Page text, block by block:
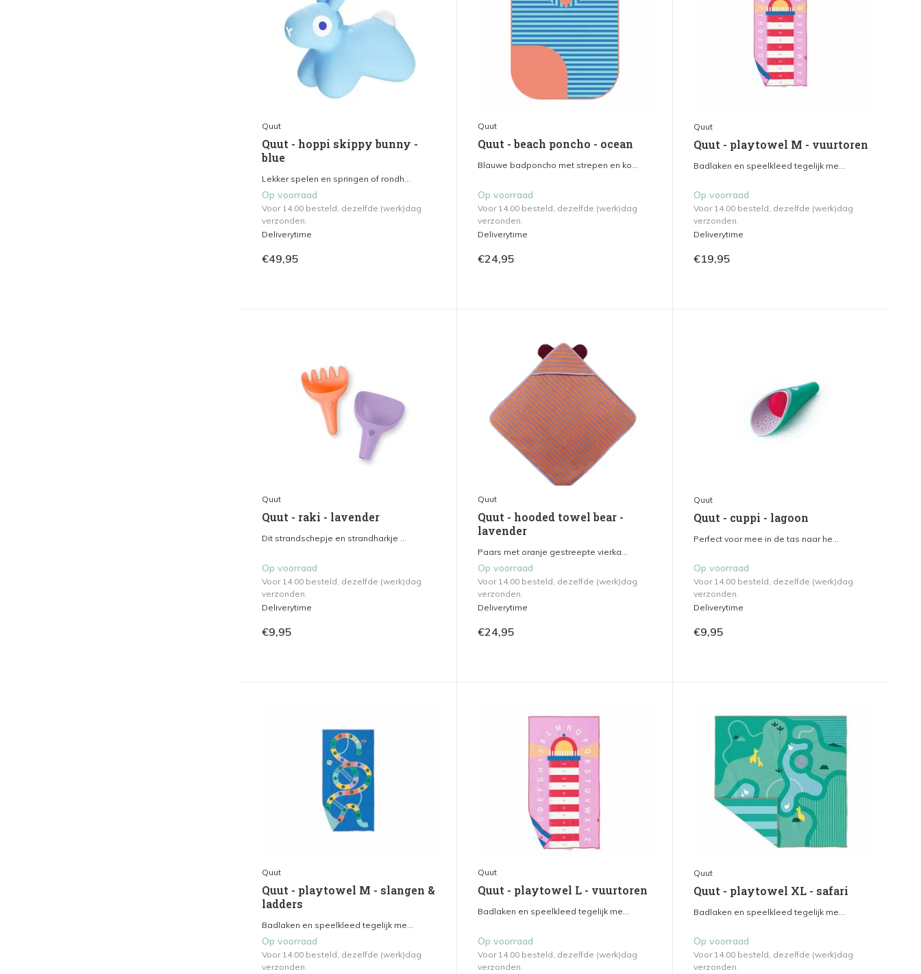
Quut
Quut - hoppi skippy bunny -
blue
Lekker spelen en springen of rondh...
Op voorraad
Voor 14.00 besteld, dezelfde (werk)dag
verzonden.
Deliverytime
€49,95
Quut
Quut - beach poncho - ocean
Blauwe badponcho met strepen en ko...
Op voorraad
Voor 14.00 besteld, dezelfde (werk)dag
verzonden.
Deliverytime
€24,95
Quut
Quut - playtowel M - vuurtoren
Badlaken en speelkleed tegelijk me...
Op voorraad
Voor 14.00 besteld, dezelfde (werk)dag
verzonden.
Deliverytime
€19,95
Quut
Quut - raki - lavender
Dit strandschepje en strandharkje ...
Op voorraad
Voor 14.00 besteld, dezelfde (werk)dag
verzonden.
Deliverytime
€9,95
Quut
Quut - hooded towel bear -
lavender
Paars met oranje gestreepte vierka...
Op voorraad
Voor 14.00 besteld, dezelfde (werk)dag
verzonden.
Deliverytime
€24,95
Quut
Quut - cuppi - lagoon
Perfect voor mee in de tas naar he...
Op voorraad
Voor 14.00 besteld, dezelfde (werk)dag
verzonden.
Deliverytime
€9,95
Quut
Quut - playtowel M - slangen &
ladders
Badlaken en speelkleed tegelijk me...
Op voorraad
Voor 14.00 besteld, dezelfde (werk)dag
verzonden.
Quut
Quut - playtowel L - vuurtoren
Badlaken en speelkleed tegelijk me...
Op voorraad
Voor 14.00 besteld, dezelfde (werk)dag
verzonden.
Quut
Quut - playtowel XL - safari
Badlaken en speelkleed tegelijk me...
Op voorraad
Voor 14.00 besteld, dezelfde (werk)dag
verzonden.